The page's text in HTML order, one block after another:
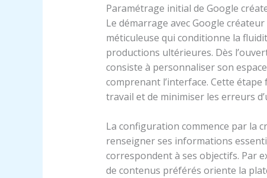
Paramétrage initial de Google
Le démarrage avec Google
méticuleuse qui conditionne la
productions ultérieures. Dès
consiste à personnaliser son
comprenant l’interface. Cette
travail et de minimiser les erreurs
La configuration commence par la
renseigner ses informations
correspondent à ses objectifs. Par
de contenus préférés oriente la